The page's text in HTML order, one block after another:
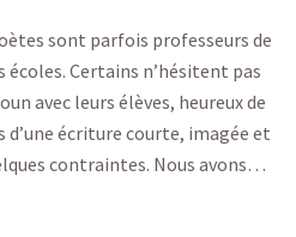
sont parfois professeurs de
écoles. Certains n’hésitent pas
avec leurs élèves, heureux de
d’une écriture courte, imagée et
contraintes. Nous avons…